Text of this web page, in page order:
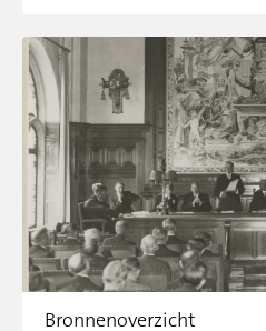
Bronnenoverzicht